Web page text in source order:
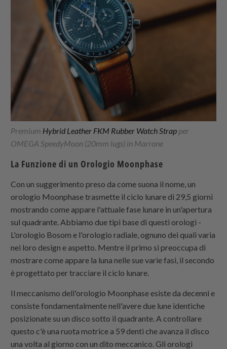
Premium Hybrid Leather FKM Rubber Watch Strap per
OMEGA SpeedyMoon (20mm lugs) in Marrone
La Funzione di un Orologio Moonphase
Con un suggerimento preso da come suona il nome, un
orologio Moonphase trasmette il ciclo lunare di 29,5 giorni
mostrando come appare l'attuale fase lunare in un'apertura
sul quadrante. Abbiamo due tipi base di questi orologi -
L'orologio Bosom e l'orologio radiale, ognuno dei quali varia
nei loro design e aspetto. Mentre il primo si preoccupa di
mostrare come appare la luna nelle sue varie fasi, il secondo
è progettato per tracciare il ciclo lunare.
Il meccanismo dell'orologio Moonphase esiste da decenni e
consiste fondamentalmente nell'avere due lune identiche
posizionate su un disco sotto il quadrante. A controllare
questo c'è una ruota motrice a 59 denti che avanza il disco
una volta al giorno con un dito meccanico. Gli orologi